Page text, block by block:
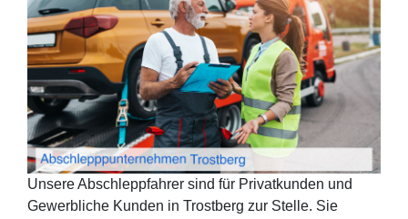
Unsere Abschleppfahrer sind für Privatkunden und
Gewerbliche Kunden in Trostberg zur Stelle. Sie